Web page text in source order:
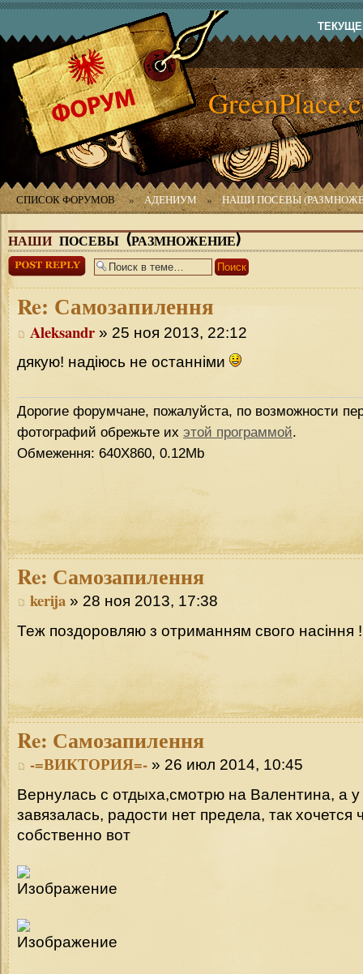
СПИСОК ФОРУМОВ » АДЕНИУМ » НАШИ ПОСЕВЫ
НАШИ ПОСЕВЫ (РАЗМНОЖЕНИЕ)
Ответить
Re: Самозапилення
Aleksandr » 25 ноя 2013, 22:12
дякую! надіюсь не останніми
Дорогие форумчане, пожалуйста, по возможности
фотографий обрежьте их этой программой.
Обмеження: 640Х860, 0.12Mb
Re: Самозапилення
kerija » 28 ноя 2013, 17:38
Теж поздоровляю з отриманням свого насіння !
Re: Самозапилення
-=ВИКТОРИЯ=- » 26 июл 2014, 10:45
Вернулась с отдыха,смотрю на Валентина, а
завязалась, радости нет предела, так хочется
собственно вот